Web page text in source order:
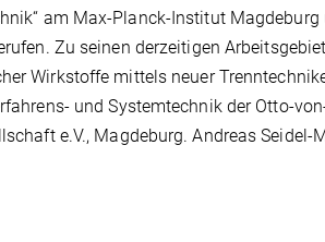
am Max-Planck-Institut
Zu seinen derzeitigen
Wirkstoffe mittels neuer
und Systemtechnik der Otto-
e.V., Magdeburg. Andreas